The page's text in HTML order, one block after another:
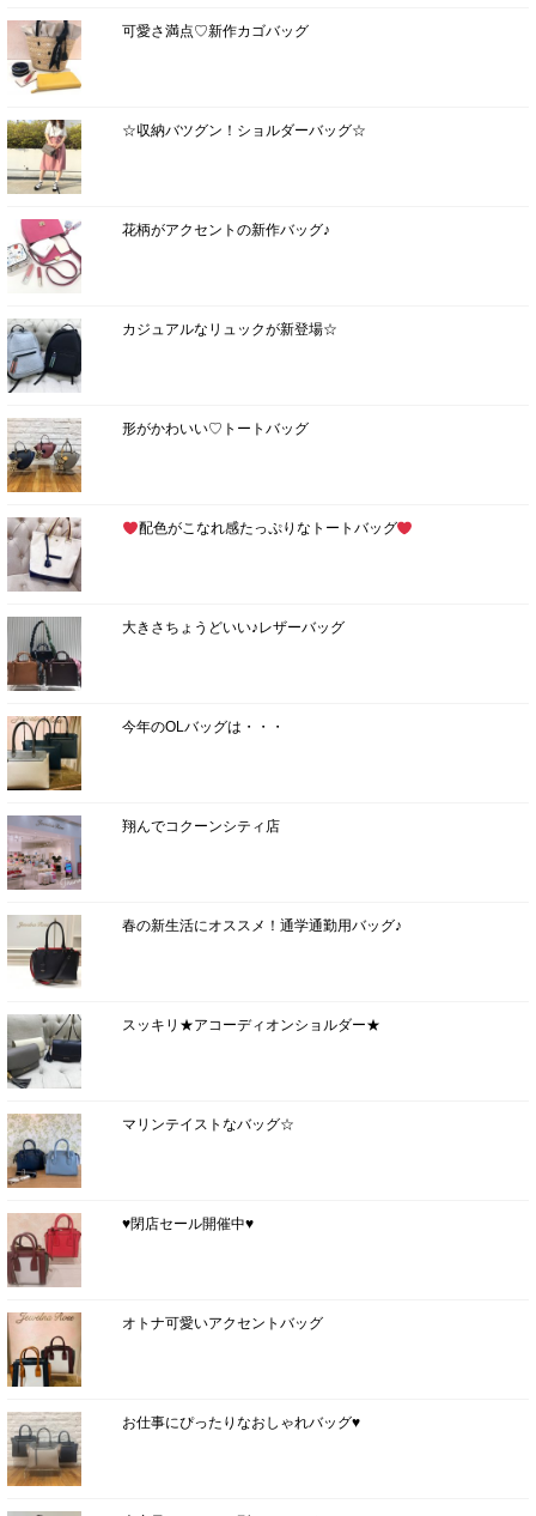
可愛さ満点♡新作カゴバッグ
☆収納バツグン！ショルダーバッグ☆
花柄がアクセントの新作バッグ♪
カジュアルなリュックが新登場☆
形がかわいい♡トートバッグ
配色がこなれ感たっぷりなトートバッグ
大きさちょうどいい♪レザーバッグ
今年のOLバッグは・・・
翔んでコクーンシティ店
春の新生活にオススメ！通学通勤用バッグ♪
スッキリ★アコーディオンショルダー★
マリンテイストなバッグ☆
♥閉店セール開催中♥
オトナ可愛いアクセントバッグ
お仕事にぴったりなおしゃれバッグ♥